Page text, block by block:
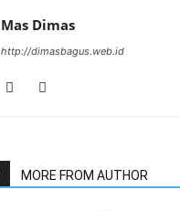
Mas Dimas
http://dimasbagus.web.id
MORE FROM AUTHOR